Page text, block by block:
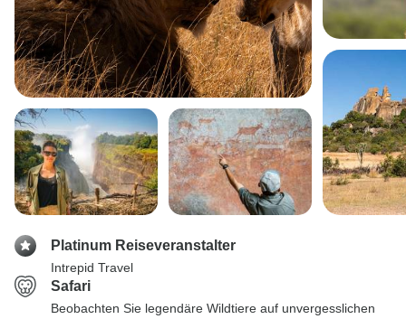
Platinum Reiseveranstalter
Intrepid Travel
Safari
Beobachten Sie legendäre Wildtiere auf unvergesslichen